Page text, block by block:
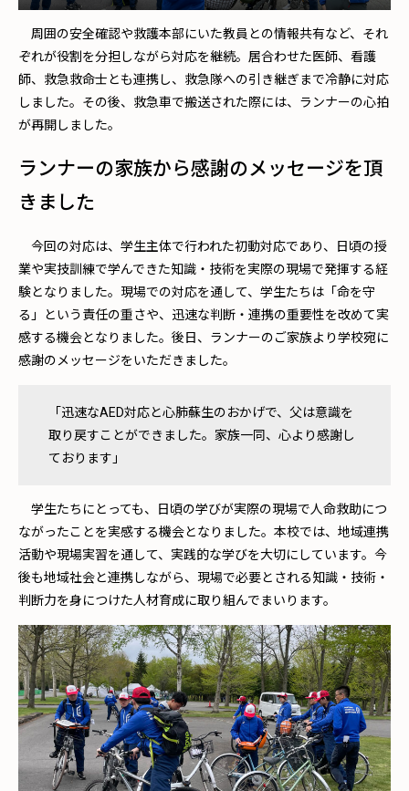
周囲の安全確認や救護本部にいた教員との情報共有など、それ
ぞれが役割を分担しながら対応を継続。居合わせた医師、看護
師、救急救命士とも連携し、救急隊への引き継ぎまで冷静に対応
しました。その後、救急車で搬送された際には、ランナーの心拍
が再開しました。
ランナーの家族から感謝のメッセージを頂
きました
今回の対応は、学生主体で行われた初動対応であり、日頃の授
業や実技訓練で学んできた知識・技術を実際の現場で発揮する経
験となりました。現場での対応を通して、学生たちは「命を守
る」という責任の重さや、迅速な判断・連携の重要性を改めて実
感する機会となりました。後日、ランナーのご家族より学校宛に
感謝のメッセージをいただきました。
「迅速なAED対応と心肺蘇生のおかげで、父は意識を
取り戻すことができました。家族一同、心より感謝し
ております」
学生たちにとっても、日頃の学びが実際の現場で人命救助につ
ながったことを実感する機会となりました。本校では、地域連携
活動や現場実習を通して、実践的な学びを大切にしています。今
後も地域社会と連携しながら、現場で必要とされる知識・技術・
判断力を身につけた人材育成に取り組んでまいります。